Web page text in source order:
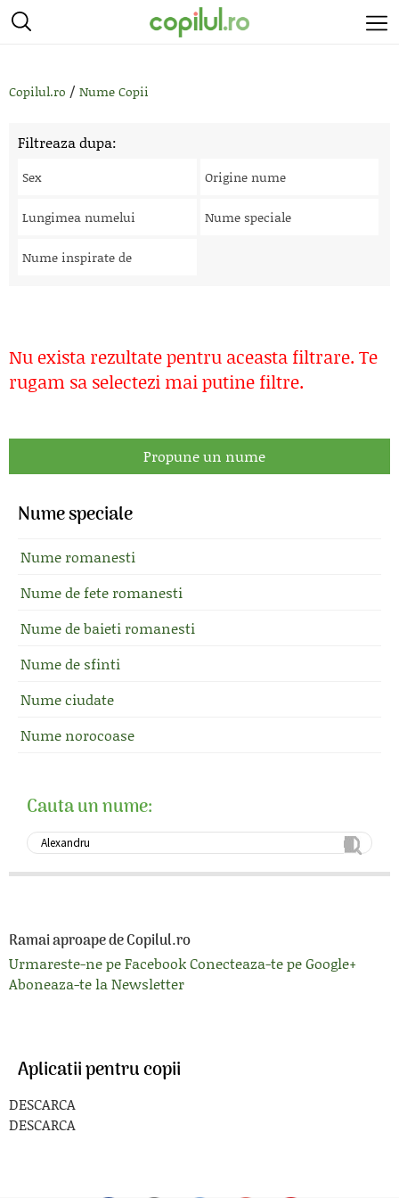
Copilul.ro / Nume Copii
Filtreaza dupa:
Sex Origine nume
Lungimea numelui Nume speciale
Nume inspirate de
Nu exista rezultate pentru aceasta filtrare. Te
rugam sa selectezi mai putine filtre.
Propune un nume
Nume speciale
Nume romanesti
Nume de fete romanesti
Nume de baieti romanesti
Nume de sfinti
Nume ciudate
Nume norocoase
Cauta un nume:
Ramai aproape de Copilul.ro
Urmareste-ne pe FacebookConecteaza-te pe Google+
Aboneaza-te la Newsletter
Aplicatii pentru copii
DESCARCA
DESCARCA